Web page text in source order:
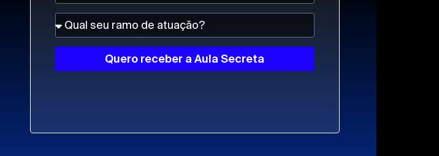
Quero receber a Aula Secreta